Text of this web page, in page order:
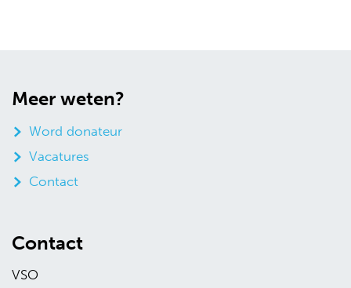
Meer weten?
Word donateur
Vacatures
Contact
Contact
VSO